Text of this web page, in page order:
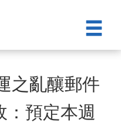
之亂釀郵件
預定本週